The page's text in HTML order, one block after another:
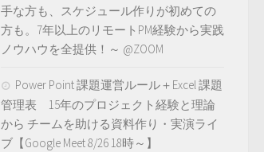
手な方も、スケジュール作りが初めての
方も。7年以上のリモートPM経験から実践
ノウハウを全提供！～ @ZOOM
Power Point 課題運営ルール＋Excel 課題
管理表 15年のプロジェクト経験と理論
から チームを助ける資料作り・実演ライ
ブ【Google Meet 8/26 18時～】